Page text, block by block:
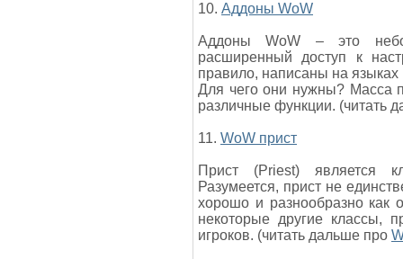
10. Аддоны WoW
Аддоны WoW – это
расширенный доступ к
правило, написаны на языках
Для чего они нужны? Масса
различные функции. (читать
11. WoW прист
Прист (Priest) является
Разумеется, прист не
хорошо и разнообразно как
некоторые другие классы,
игроков. (читать дальше про